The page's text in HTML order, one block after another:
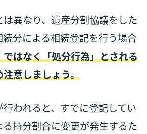
異なり、遺産分割協議をした
分による相続登記を行う場合
はなく「処分行為」とされる
意しましょう。
われると、すでに登記してい
持分割合に変更が発生するた